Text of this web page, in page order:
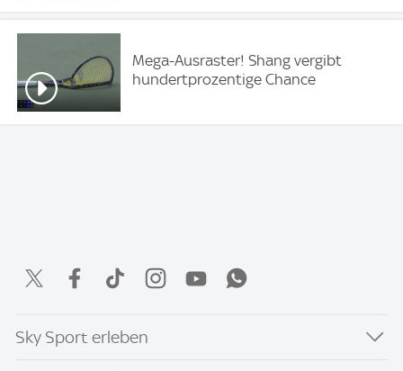
Mega-Ausraster! Shang vergibt
hundertprozentige Chance
Sky Sport erleben